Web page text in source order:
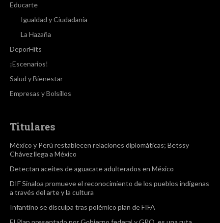
Educarte
Igualdad y Ciudadanía
La Hazaña
DeporHits
¡Escenarios!
Salud y Bienestar
Empresas y Bolsillos
Titulares
México y Perú restablecen relaciones diplomáticas; Betssy
Chávez llega a México
Detectan aceites de aguacate adulterados en México
DIF Sinaloa promueve el reconocimiento de los pueblos indígenas
a través del arte y la cultura
Infantino se disculpa tras polémico plan de FIFA